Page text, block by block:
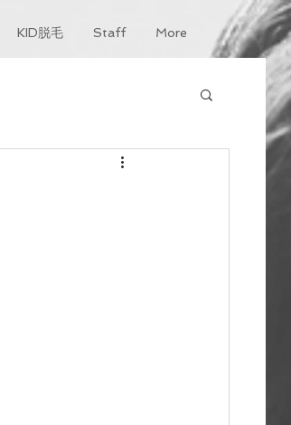
KID脱毛 Staff More